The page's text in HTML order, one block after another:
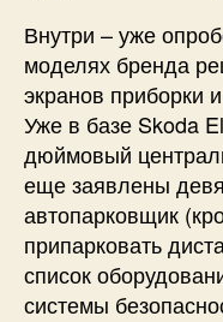
Внутри – уже
моделях бренда
экранов приборки
Уже в базе Skoda
дюймовый
еще заявлены
автопарковщик
припарковать
список
системы